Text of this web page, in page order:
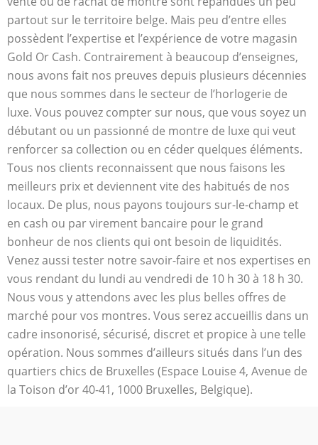
partout sur le territoire belge. Mais peu d’entre elles
possèdent l’expertise et l’expérience de votre magasin
Gold Or Cash. Contrairement à beaucoup d’enseignes,
nous avons fait nos preuves depuis plusieurs décennies
que nous sommes dans le secteur de l’horlogerie de
luxe. Vous pouvez compter sur nous, que vous soyez un
débutant ou un passionné de montre de luxe qui veut
renforcer sa collection ou en céder quelques éléments.
Tous nos clients reconnaissent que nous faisons les
meilleurs prix et deviennent vite des habitués de nos
locaux. De plus, nous payons toujours sur-le-champ et
en cash ou par virement bancaire pour le grand
bonheur de nos clients qui ont besoin de liquidités.
Venez aussi tester notre savoir-faire et nos expertises en
vous rendant du lundi au vendredi de 10 h 30 à 18 h 30.
Nous vous y attendons avec les plus belles offres de
marché pour vos montres. Vous serez accueillis dans un
cadre insonorisé, sécurisé, discret et propice à une telle
opération. Nous sommes d’ailleurs situés dans l’un des
quartiers chics de Bruxelles (Espace Louise 4, Avenue de
la Toison d’or 40-41, 1000 Bruxelles, Belgique).